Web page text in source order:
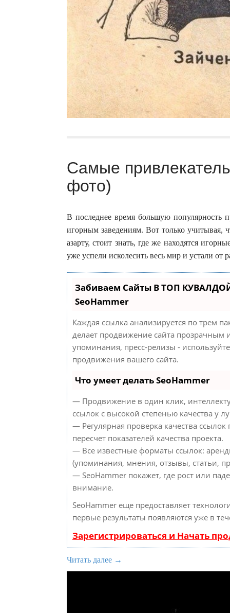
Самые
фото)
В последнее время большую популярность
игорным заведениям. Вот только учитывая,
азарту, стоит знать, где же находятся
уже успели исколесить весь мир и устали от
Забиваем Сайты В ТОП
SeoHammer
Каждая ссылка анализируется по трем
делает продвижение сайта прозрачным
упоминания, пресс-релизы -
продвижения вашего сайта.
Что умеет делать SeoHammer
— Продвижение в один клик,
ссылок с высокой степенью качества у
— Регулярная проверка качества
пересчет показателей качества проекта.
— Все известные форматы ссылок:
(упоминания, мнения, отзывы, статьи,
— SeoHammer покажет, где рост или
внимание.
SeoHammer еще предоставляет
первые результаты появляются уже в
Зарегистрироваться и Начать
Читать далее →